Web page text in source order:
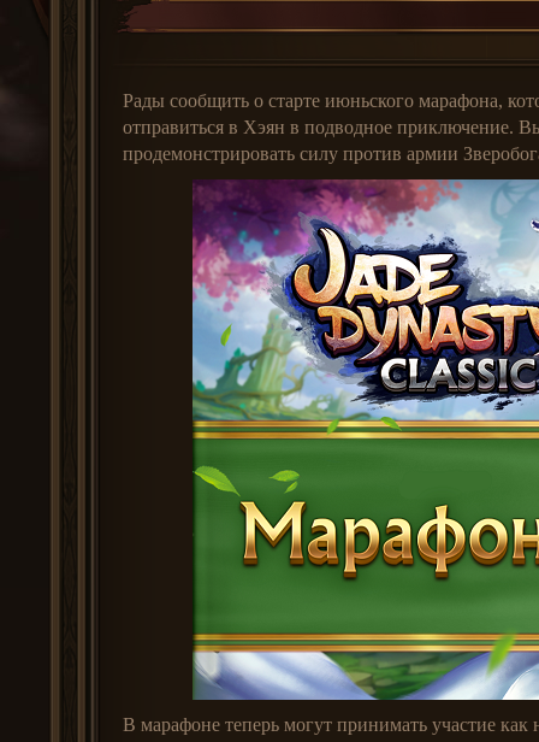
Рады сообщить о старте июньского марафона,
отправиться в Хэян в подводное приключение.
продемонстрировать силу против армии
В марафоне теперь могут принимать участие